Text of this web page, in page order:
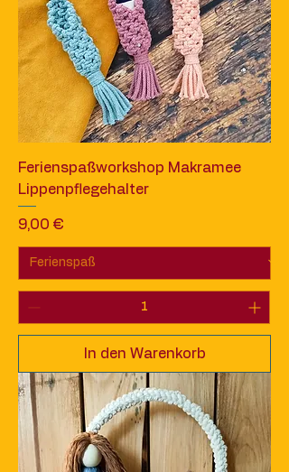
Ferienspaßworkshop Makramee
Lippenpflegehalter
Preis
9,00 €
In den Warenkorb